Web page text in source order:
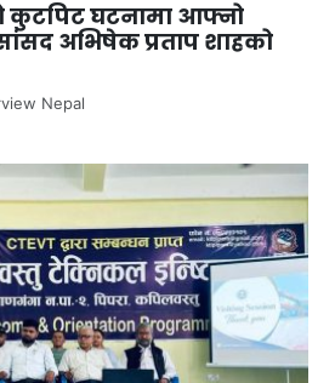
कुटपिट घटनामा आफ्नो
अभिषेक प्रताप शाहको
Nepal